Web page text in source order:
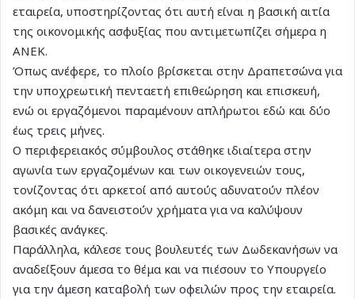
εταιρεία, υποστηρίζοντας ότι αυτή είναι η βασική αιτία
της οικονομικής ασφυξίας που αντιμετωπίζει σήμερα η
ΑΝΕΚ.
Όπως ανέφερε, το πλοίο βρίσκεται στην Δραπετσώνα για
την υποχρεωτική πενταετή επιθεώρηση και επισκευή,
ενώ οι εργαζόμενοι παραμένουν απλήρωτοι εδώ και δύο
έως τρεις μήνες.
Ο περιφερειακός σύμβουλος στάθηκε ιδιαίτερα στην
αγωνία των εργαζομένων και των οικογενειών τους,
τονίζοντας ότι αρκετοί από αυτούς αδυνατούν πλέον
ακόμη και να δανειστούν χρήματα για να καλύψουν
βασικές ανάγκες.
Παράλληλα, κάλεσε τους βουλευτές των Δωδεκανήσων να
αναδείξουν άμεσα το θέμα και να πιέσουν το Υπουργείο
για την άμεση καταβολή των οφειλών προς την εταιρεία.